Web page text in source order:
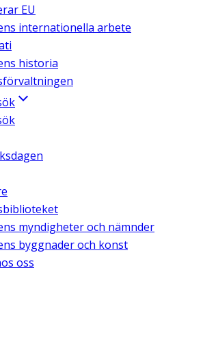
EU
internationella arbete
historia
myndigheter och nämnder
byggnader och konst
oss